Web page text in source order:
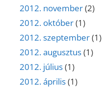
2012. november(2)
2012. október(1)
2012. szeptember(1)
2012. augusztus(1)
2012. július(1)
2012. április(1)